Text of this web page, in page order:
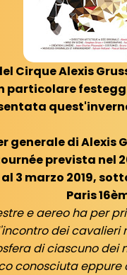
Cirque Alexis
particolare
generale di Alexis
prevista nel
3 marzo 2019,
Paris
e aereo ha per
dei
di ciascuno dei
conosciuta eppure